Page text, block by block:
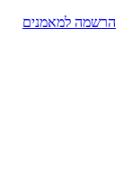
הרשמה למאמנים